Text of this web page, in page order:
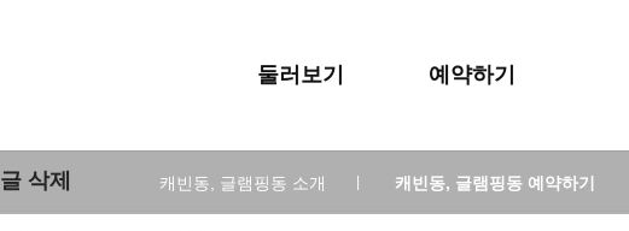
둘러보기 예약하기
캐빈동, 글램핑동 소개 캐빈동, 글램핑동 예약하기
글 삭제